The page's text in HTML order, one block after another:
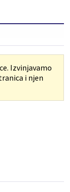
Izvinjavamo
i njen